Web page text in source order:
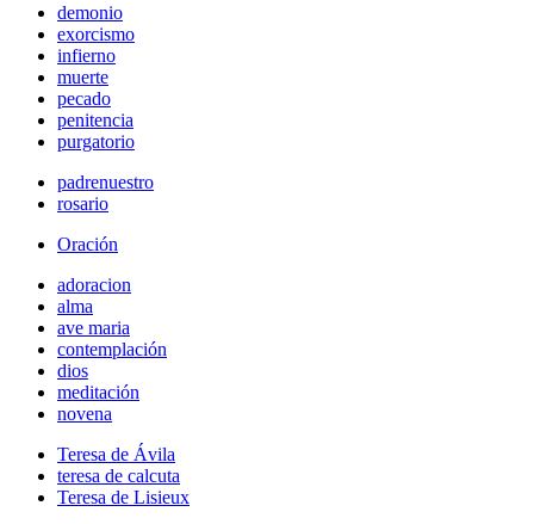
demonio
exorcismo
infierno
muerte
pecado
penitencia
purgatorio
padrenuestro
rosario
Oración
adoracion
alma
ave maria
contemplación
dios
meditación
novena
Teresa de Ávila
teresa de calcuta
Teresa de Lisieux